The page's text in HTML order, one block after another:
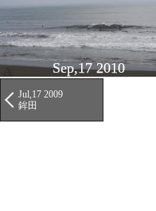
Sep,17 2010
Jul,17 2009
鉾田